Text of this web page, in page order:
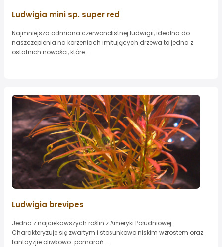
Ludwigia mini sp. super red
Najmniejsza odmiana czerwonolistnej ludwigii, idealna do
naszczepienia na korzeniach imitujących drzewa to jedna z
ostatnich nowości, które...
Ludwigia brevipes
Jedna z najciekawszych roślin z Ameryki Południowej.
Charakteryzuje się zwartym i stosunkowo niskim wzrostem oraz
fantayzjie oliwkowo-pomarań...